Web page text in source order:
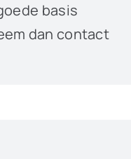
basis
dan contact